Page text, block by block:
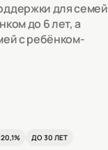
для семей
до 6 лет, а
с ребёнком-
ДО 30 ЛЕТ